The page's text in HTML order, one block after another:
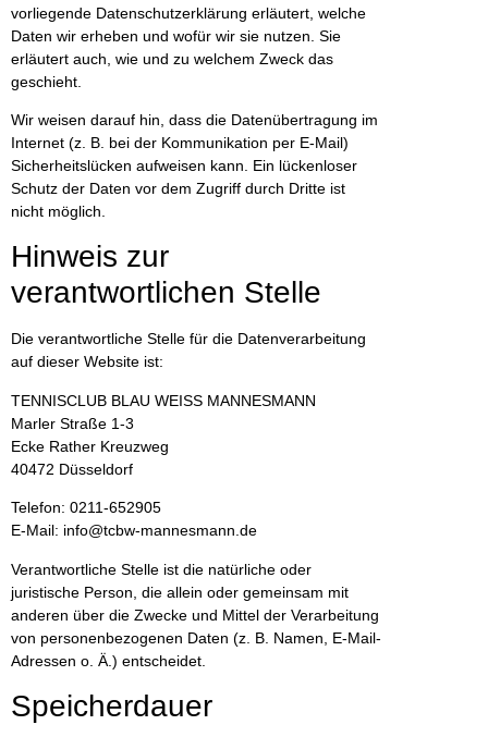
vorliegende Datenschutzerklärung erläutert, welche
Daten wir erheben und wofür wir sie nutzen. Sie
erläutert auch, wie und zu welchem Zweck das
geschieht.
Wir weisen darauf hin, dass die Datenübertragung im
Internet (z. B. bei der Kommunikation per E-Mail)
Sicherheitslücken aufweisen kann. Ein lückenloser
Schutz der Daten vor dem Zugriff durch Dritte ist
nicht möglich.
Hinweis zur
verantwortlichen Stelle
Die verantwortliche Stelle für die Datenverarbeitung
auf dieser Website ist:
TENNISCLUB BLAU WEISS MANNESMANN
Marler Straße 1-3
Ecke Rather Kreuzweg
40472 Düsseldorf
Telefon: 0211-652905
E-Mail: info@tcbw-mannesmann.de
Verantwortliche Stelle ist die natürliche oder
juristische Person, die allein oder gemeinsam mit
anderen über die Zwecke und Mittel der Verarbeitung
von personenbezogenen Daten (z. B. Namen, E-Mail-
Adressen o. Ä.) entscheidet.
Speicherdauer